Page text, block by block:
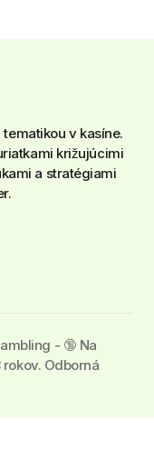
v kasíne.
križujúcimi
a stratégiami
- 🔞 Na
Odborná